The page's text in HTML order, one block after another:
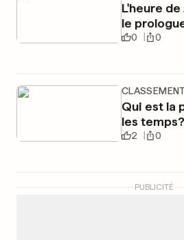
L'heure
le
0 0
Qui est la
les temps?
2 0
PUBLICITÉ